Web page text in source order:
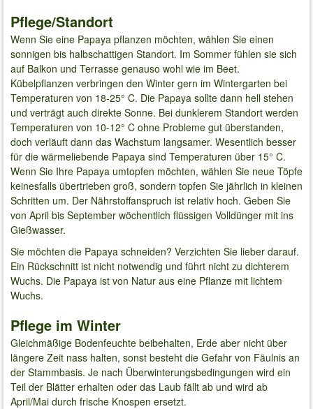
Pflege/Standort
Wenn Sie eine Papaya pflanzen möchten, wählen Sie einen
sonnigen bis halbschattigen Standort. Im Sommer fühlen sie sich
auf Balkon und Terrasse genauso wohl wie im Beet.
Kübelpflanzen verbringen den Winter gern im Wintergarten bei
Temperaturen von 18-25° C. Die Papaya sollte dann hell stehen
und verträgt auch direkte Sonne. Bei dunklerem Standort werden
Temperaturen von 10-12° C ohne Probleme gut überstanden,
doch verläuft dann das Wachstum langsamer. Wesentlich besser
für die wärmeliebende Papaya sind Temperaturen über 15° C.
Wenn Sie Ihre Papaya umtopfen möchten, wählen Sie neue Töpfe
keinesfalls übertrieben groß, sondern topfen Sie jährlich in kleinen
Schritten um. Der Nährstoffanspruch ist relativ hoch. Geben Sie
von April bis September wöchentlich flüssigen Volldünger mit ins
Gießwasser.
Sie möchten die Papaya schneiden? Verzichten Sie lieber darauf.
Ein Rückschnitt ist nicht notwendig und führt nicht zu dichterem
Wuchs. Die Papaya ist von Natur aus eine Pflanze mit lichtem
Wuchs.
Pflege im Winter
Gleichmäßige Bodenfeuchte beibehalten, Erde aber nicht über
längere Zeit nass halten, sonst besteht die Gefahr von Fäulnis an
der Stammbasis. Je nach Überwinterungsbedingungen wird ein
Teil der Blätter erhalten oder das Laub fällt ab und wird ab
April/Mai durch frische Knospen ersetzt.